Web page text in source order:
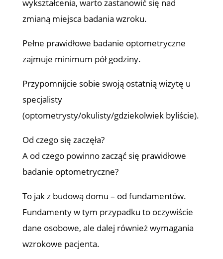
wykształcenia, warto zastanowić się nad
zmianą miejsca badania wzroku.
Pełne prawidłowe badanie optometryczne
zajmuje minimum pół godziny.
Przypomnijcie sobie swoją ostatnią wizytę u
specjalisty
(optometrysty/okulisty/gdziekolwiek byliście).
Od czego się zaczęła?
A od czego powinno zacząć się prawidłowe
badanie optometryczne?
To jak z budową domu – od fundamentów.
Fundamenty w tym przypadku to oczywiście
dane osobowe, ale dalej również wymagania
wzrokowe pacjenta.